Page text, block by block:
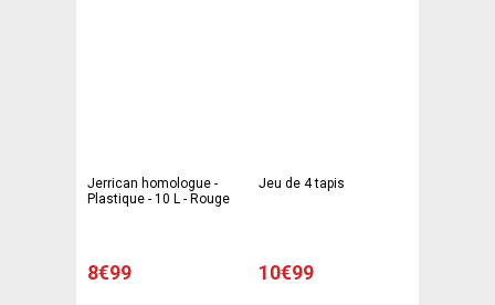
Jerrican homologue -
Plastique - 10 L - Rouge
8€99
Jeu de 4 tapis
10€99